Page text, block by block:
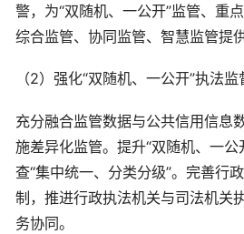
警，为“双随机、一公开”监管、重
综合监管、协同监管、智慧监管提
（2）强化“双随机、一公开”执法监
充分融合监管数据与公共信用信息
施差异化监管。提升“双随机、一
查“集中统一、分类分级”。完善行
制，推进行政执法机关与司法机关
务协同。